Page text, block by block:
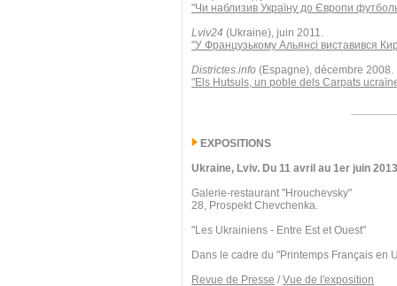
"Чи наблизив Україну до Європи
Lviv24 (Ukraine), juin 2011.
"У Французькому Альянсі виставився
Districtes.info (Espagne), décembre 2008.
"Els Hutsuls, un poble dels Carpats
EXPOSITIONS
Ukraine, Lviv. Du 11 avril au 1er juin
Galerie-restaurant "Hrouchevsky"
28, Prospekt Chevchenka.
"Les Ukrainiens - Entre Est et Ouest"
Dans le cadre du "Printemps Français en
Revue de Presse /Vue de l'exposition